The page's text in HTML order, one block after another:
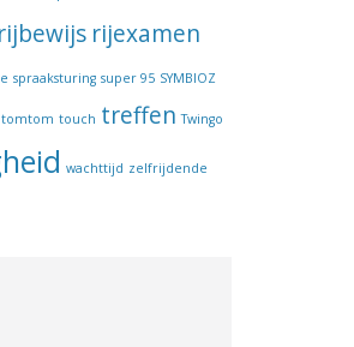
rijbewijs rijexamen
spraaksturing super 95 SYMBIOZ
tomtom touch treffen Twingo
wachttijd zelfrijdende